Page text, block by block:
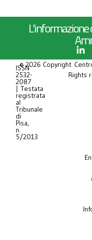
ISSN
2532-
2087
| Testata
registrata
al
Tribunale
di
Pisa,
n.
5/2013
© 2026 Copyright
Rights